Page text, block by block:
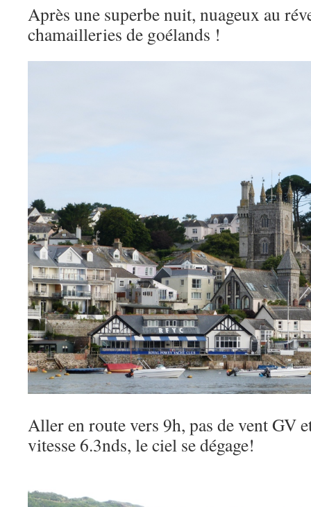
Après une superbe nuit, nuageux au
chamailleries de goélands !
Aller en route vers 9h, pas de vent GV
vitesse 6.3nds, le ciel se dégage!